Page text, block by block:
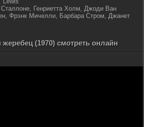
Генриетта Холм, Джоди Ван
Фрэнк Мичелли, Барбара Стром, Джанет
жеребец (1970) смотреть онлайн